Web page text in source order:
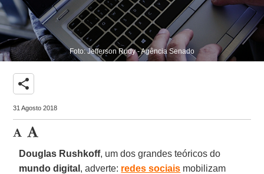
Foto: Jefferson Rudy - Agência Senado
share
31 Agosto 2018
Douglas Rushkoff, um dos grandes teóricos do
mundo digital , adverte: redes sociais mobilizam